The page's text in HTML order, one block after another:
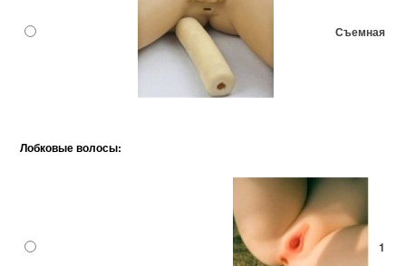
Съемная
Лобковые волосы:
1